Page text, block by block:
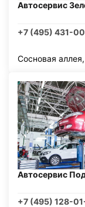
Автосервис
+7 (495) 431-
Сосновая
Автосервис
+7 (495) 128-